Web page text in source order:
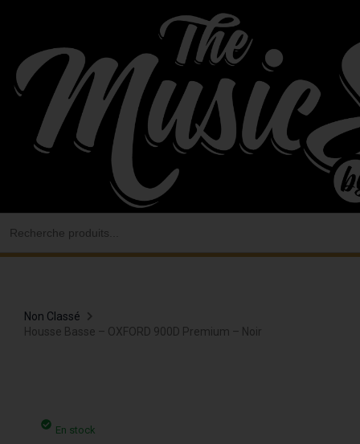
contenu
Non Classé
Housse Basse – OXFORD 900D Premium – Noir
En stock